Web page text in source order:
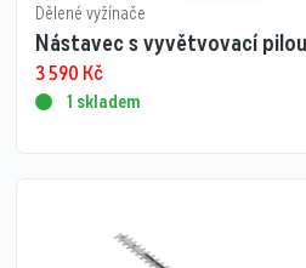
Dělené vyžínače
Nástavec s vyvětvovací pilou
3 590 Kč
1 skladem